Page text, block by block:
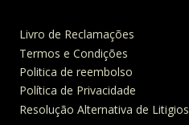
Livro de Reclamações
Termos e Condições
Politica de reembolso
Política de Privacidade
Resolução Alternativa de Litigios